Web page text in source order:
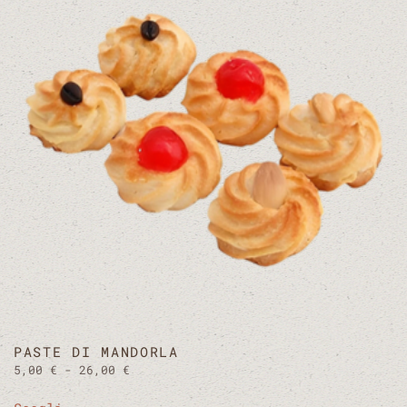
Le
opzioni
possono
essere
scelte
nella
pagina
del
prodotto
PASTE DI MANDORLA
5,00 € - 26,00 €Fascia
prezzo:
Questo